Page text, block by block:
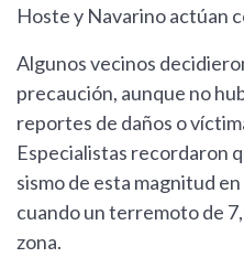
Hoste y Navarino actúan
Algunos vecinos
precaución, aunque no
reportes de daños o
Especialistas recordaron
sismo de esta magnitud
cuando un terremoto de
zona.